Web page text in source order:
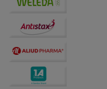
Statistik &
Informationen
unserer Website
auf unserer
Drittseiten
Bitte beachten
Dritte wie z.B.